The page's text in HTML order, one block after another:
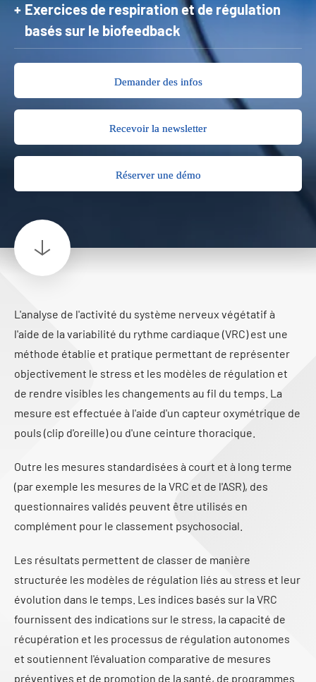
Exercices de respiration et de régulation
basés sur le biofeedback
Demander des infos
Recevoir la newsletter
Réserver une démo
L'analyse de l'activité du système nerveux végétatif à
l'aide de la variabilité du rythme cardiaque (VRC) est une
méthode établie et pratique permettant de représenter
objectivement le stress et les modèles de régulation et
de rendre visibles les changements au fil du temps. La
mesure est effectuée à l'aide d'un capteur oxymétrique de
pouls (clip d'oreille) ou d'une ceinture thoracique.
Outre les mesures standardisées à court et à long terme
(par exemple les mesures de la VRC et de l'ASR), des
questionnaires validés peuvent être utilisés en
complément pour le classement psychosocial.
Les résultats permettent de classer de manière
structurée les modèles de régulation liés au stress et leur
évolution dans le temps. Les indices basés sur la VRC
fournissent des indications sur le stress, la capacité de
récupération et les processus de régulation autonomes
et soutiennent l'évaluation comparative de mesures
préventives et de promotion de la santé, de programmes